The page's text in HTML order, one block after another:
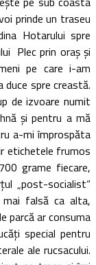
prinde un traseu
Hotarului spre
Plec prin oraş şi
pe care i-am
spre creastă.
de izvoare numit
şi pentru a mă
a-mi împrospăta
etichetele frumos
grame fiecare,
„post-socialist“
falsă ca alta,
parcă ar consuma
special pentru
ale rucsacului.